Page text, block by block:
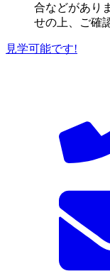
合などがあり
せの上、ご確
見学可能です!